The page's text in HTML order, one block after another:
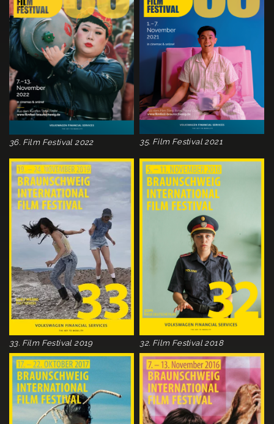
36. Film Festival 2022 35. Film Festival 2021
33. Film Festival 2019 32. Film Festival 2018